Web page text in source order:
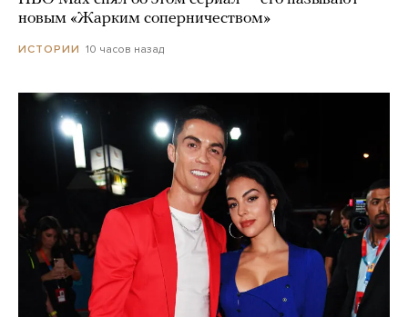
новым «Жарким соперничеством»
ИСТОРИИ 10 часов назад